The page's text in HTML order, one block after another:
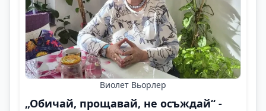
Виолет Вьорлер
„Обичай, прощавай, не осъждай“ -